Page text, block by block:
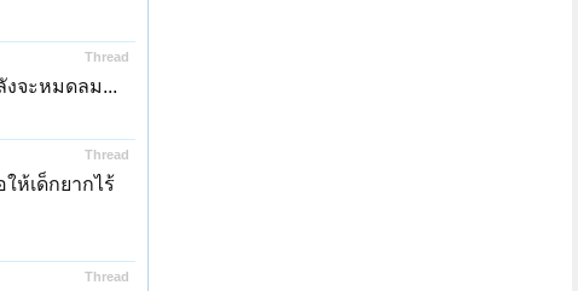
Thread
งจะหมดลม...
Thread
ห้เด็กยากไร้
Thread